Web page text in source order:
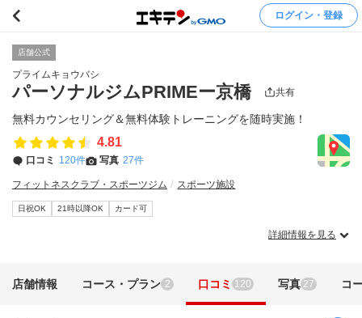
ログイン・登録
店舗公式
プライムキョウバシ
パーソナルジムPRIMEー京橋 共有
無料カウンセリング＆無料体験トレーニングを随時実施！
4.81
口コミ 120件 写真 27件
フィットネスクラブ・スポーツジム スポーツ施設
日祝OK 21時以降OK カード可
詳細情報を見る
店舗情報 コース・プラン 2 口コミ 120 写真 27 コ